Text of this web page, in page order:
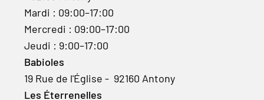
Mardi : 09:00–17:00
Mercredi : 09:00–17:00
Jeudi : 9:00–17:00
Babioles
19 Rue de l'Église - 92160 Antony
Les Éterrenelles